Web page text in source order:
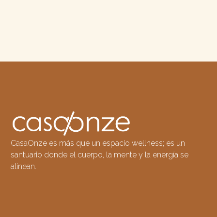
CasaOnze es más que un espacio wellness; es un
santuario donde el cuerpo, la mente y la energía se
alinean.